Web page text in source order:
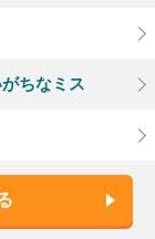
ちなミス